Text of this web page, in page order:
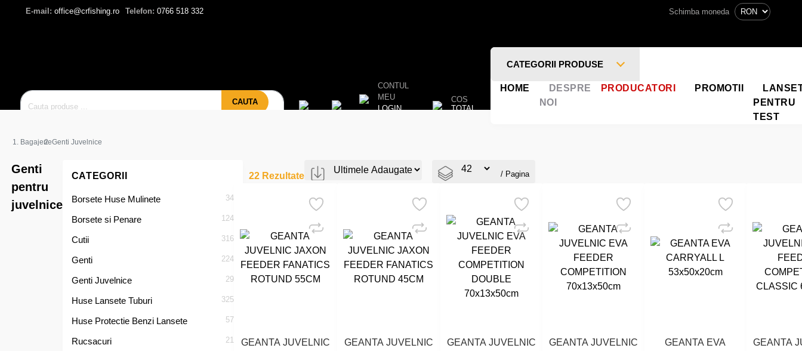
E-mail: office@crfishing.ro Telefon: 0766 518 332 Schimba moneda
CAUTA
CONTUL
MEU
LOGIN
COS
TOTAL
CATEGORII PRODUSE
HOME
DESPRE
NOI
PRODUCATORI PROMOTII
PENTRU
TEST
BagajerieGenti Juvelnice
Genti
pentru
juvelnice
CATEGORII
Borsete Huse Mulinete 34
Borsete si Penare 124
Cutii 316
Genti 224
Genti Juvelnice 29
Huse Lansete Tuburi 325
Huse Protectie Benzi Lansete 57
Rucsacuri 21
22 Rezultate / Pagina
GEANTA JUVELNIC
GEANTA JUVELNIC
GEANTA JUVELNIC
GEANTA JUVELNIC
GEANTA EVA
GEANTA